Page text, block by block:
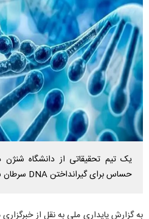
یک تیم تحقیقاتی از دانشگاه
حساس برای گیرانداختن DNA سرطان ساختند.
به گزارش پایداری ملی به نقل از